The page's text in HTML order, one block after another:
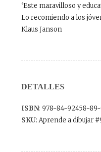
‘Este maravilloso y
Lo recomiendo a los
Klaus Janson
DETALLES
ISBN: 978-84-92458-
SKU: Aprende a dibujar